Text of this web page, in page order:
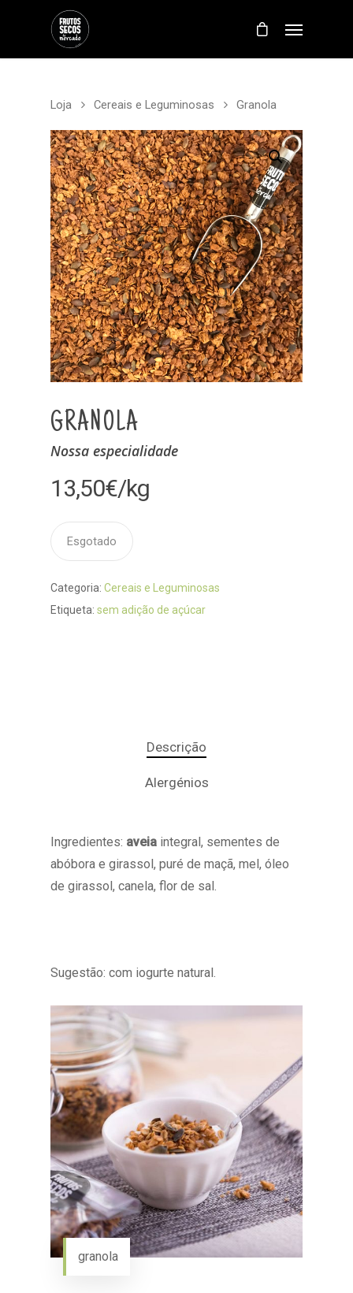
Loja Cereais e Leguminosas Granola
GRANOLA
Nossa especialidade
13,50€/kg
Esgotado
Categoria: Cereais e Leguminosas
Etiqueta: sem adição de açúcar
Descrição
Alergénios
Ingredientes: aveia integral, sementes de
abóbora e girassol, puré de maçã, mel, óleo
de girassol, canela, flor de sal.
Sugestão: com iogurte natural.
granola